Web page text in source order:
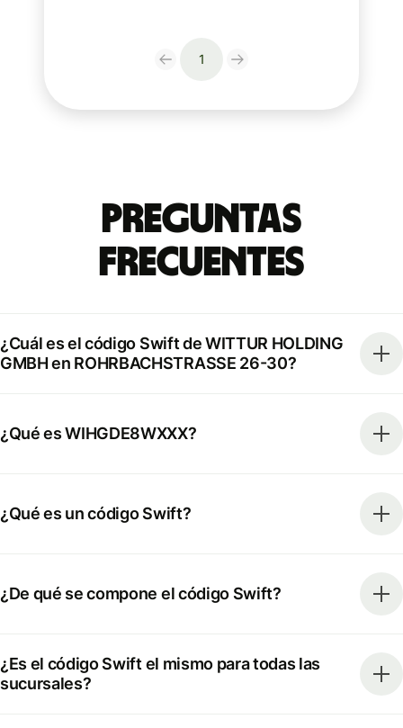
1
Preguntas
Frecuentes
¿Cuál es el código Swift de WITTUR HOLDING
GMBH en ROHRBACHSTRASSE 26-30?
¿Qué es WIHGDE8WXXX?
¿Qué es un código Swift?
¿De qué se compone el código Swift?
¿Es el código Swift el mismo para todas las
sucursales?